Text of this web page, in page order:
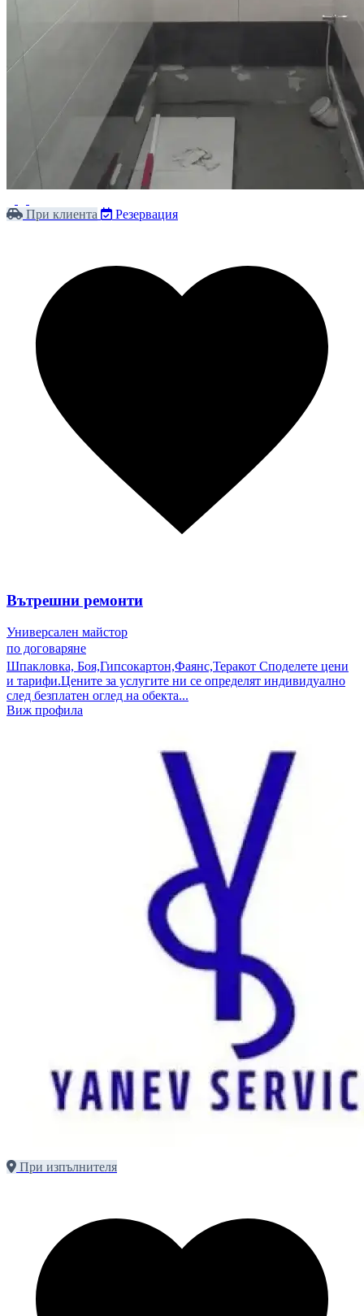
При клиента Резервация
Вътрешни ремонти
Универсален майстор
по договаряне
Шпакловка, Боя,Гипсокартон,Фаянс,Теракот Споделете цени
и тарифи. ​Цените за услугите ни се определят индивидуално
след безплатен оглед на обекта...
Виж профила
При изпълнителя